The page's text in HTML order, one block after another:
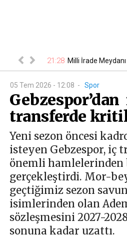
21:28 Milli İrade
05 Tem 2026 - 12:08 - Spor
Gebzespor’dan
transferde
Yeni sezon öncesi
isteyen Gebzespor, iç
önemli
gerçekleştirdi. Mor-
geçtiğimiz sezon
isimlerinden olan
sözleşmesini 2027-
sonuna kadar uzattı.